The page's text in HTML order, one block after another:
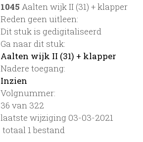
1045 Aalten wijk II (31) + klapper
Reden geen uitleen:
Dit stuk is gedigitaliseerd
Ga naar dit stuk:
Aalten wijk II (31) + klapper
Nadere toegang:
Inzien
Volgnummer:
36 van 322
laatste wijziging 03-03-2021
totaal 1 bestand